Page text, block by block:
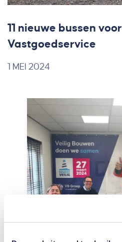
11 nieuwe bussen
Vastgoedservice
1 MEI 2024